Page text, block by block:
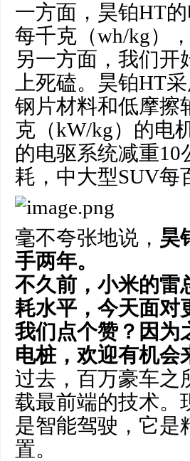
一方面，昊铂HT
每千克（wh/kg）
另一方面，我们开
上死磕。昊铂HT
钢片材料和低摩擦
克（kW/kg）的电
的电驱系统减重
耗，中大型SUV每
毫不夸张地说， 昊
手两年。
不久前，小米的雷
耗水平，今天面对
我们点个赞？因为
电桩，欢迎有机会
过去，百万豪车之
载最前端的技术。
是智能驾驶，它是
置。